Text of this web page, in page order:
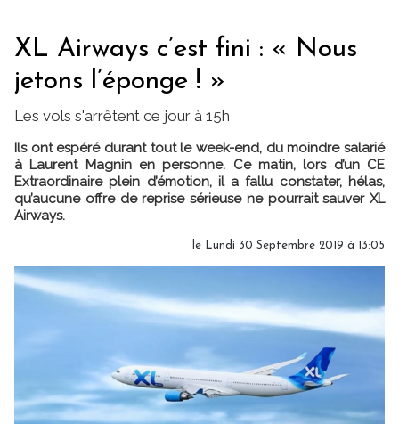
XL Airways c’est fini : « Nous
jetons l’éponge ! »
Les vols s'arrêtent ce jour à 15h
Ils ont espéré durant tout le week-end, du moindre salarié
à Laurent Magnin en personne. Ce matin, lors d’un CE
Extraordinaire plein d’émotion, il a fallu constater, hélas,
qu’aucune offre de reprise sérieuse ne pourrait sauver XL
Airways.
le Lundi 30 Septembre 2019 à 13:05